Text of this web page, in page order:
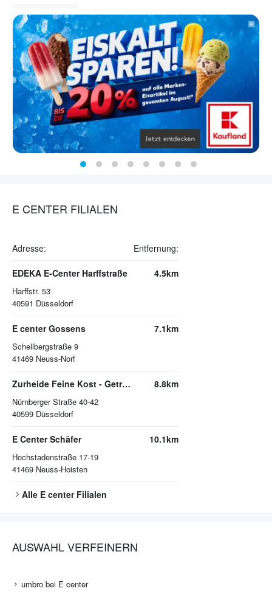
E CENTER FILIALEN
Adresse: Entfernung:
EDEKA E-Center Harffstraße
Harffstr. 53
40591 Düsseldorf
4.5km
E center Gossens
Schellbergstraße 9
41469 Neuss-Norf
7.1km
Zurheide Feine Kost - Getränkemarkt
Nürnberger Straße 40-42
40599 Düsseldorf
8.8km
E Center Schäfer
Hochstadenstraße 17-19
41469 Neuss-Hoisten
10.1km
Alle E centerFilialen
AUSWAHL VERFEINERN
umbro bei E center